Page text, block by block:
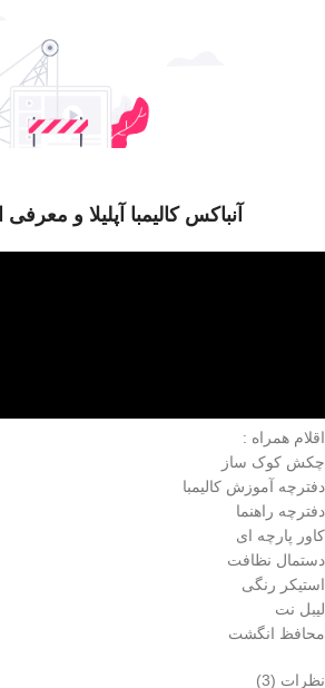
آنباکس کالیمبا آپلیلا و
اقلام همراه :
چکش کوک ساز
دفترچه آموزش کالیمبا
دفترچه راهنما
کاور پارچه ای
دستمال نظافت
استیکر رنگی
لیبل نت
محافظ انگشت
نظرات (3)